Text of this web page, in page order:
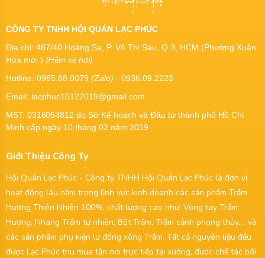
CÔNG TY TNHH HỘI QUÁN LẠC PHÚC
Địa chỉ: 487/40 Hoàng Sa, P. Võ Thị Sáu, Q.3, HCM (Phường Xuân
Hòa mới ) (Hẻm xe hơi)
Hotline: 0965.88.0079 (Zalo) - 0936.09.2223
Email: lacphuc10122019@gmail.com
MST: 0316054812 do Sở Kế hoạch và Đầu tư thành phố Hồ Chí
Minh cấp ngày 10 tháng 02 năm 2019
Giới Thiệu Công Ty
Hội Quán Lạc Phúc - Công ty TNHH Hội Quán Lạc Phúc là đơn vị
hoạt động lâu năm trong lĩnh vực kinh doanh các sản phẩm Trầm
Hương Thiên Nhiên 100%, chất lượng cao như: Vòng tay Trầm
Hương, Nhang Trầm tự nhiên, Bột Trầm, Trầm cảnh phong thủy,... và
các sản phẩm phụ kiện lư đồng xông Trầm. Tất cả nguyên liệu đều
được Lạc Phúc thu mua tận nơi trực tiếp tại xưởng, được chế tác bởi